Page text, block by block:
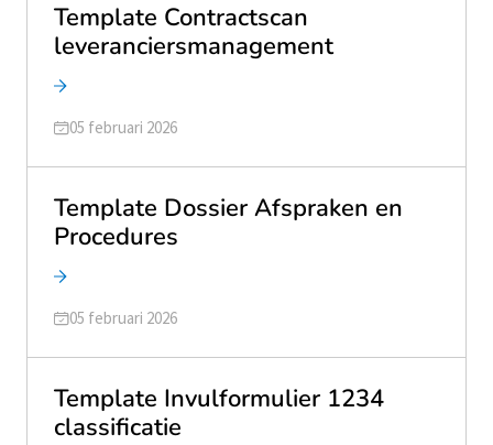
Template Contractscan
leveranciersmanagement
Geüpdatet op
05 februari 2026
Template Dossier Afspraken en
Procedures
Geüpdatet op
05 februari 2026
Template Invulformulier 1234
classificatie